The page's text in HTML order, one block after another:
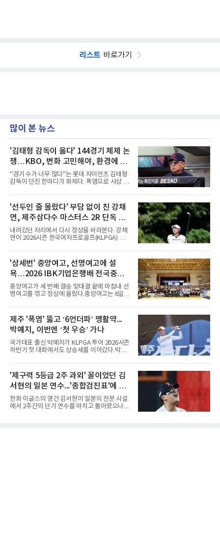
리스트 바로가기
많이 본 뉴스
'김태형 감독이 옳다' 144경기 체제 논
쟁…KBO, 변화 고민해야, 환경에 맞
는 경기 수가 바람직
"경기 수가 너무 많다"는 롯데 자이언츠 김태형
감독이 던진 한마디가 화제다. 폭염으로 사상 초
독은 단순히 더위를 이야기하지 않았다. 우천,
폭염, 부상 등 변수가 늘어나는 현실에서 현재
팀당 144경기 체제가 과연 지속 가능한지 질문
을 던졌다.물론 144경기가 세계적으로 특별히
많은 숫자는 아니다. 메이저리그는 팀당 162경
기, 일본프로야구도 143~144경기를 치른다. 숫
자만 놓고 보면 KBO가 유난히 혹사 구조라고 말
비교하기 어려울 정도로 폭염이 길어지고 강해
지고 있다. 여기에 장마, 이
'선두인 줄 몰랐다' 부담 없이 친 강채
연, 제주삼다수 마스터스 2R 단독 선
두
내려갔던 자리에서 다시 정상을 바라본다. 강채
연이 2026시즌 한국여자프로골프(KLPGA) 투어
억 원, 우승상금 1억8000만 원) 2라운드에서 단
독 선두로 도약했다.강채연은 7일 제주도 서귀
포의 테디밸리 골프앤리조트(파72)에서 열린 2
라운드에서 버디 5개와 보기 1개를 묶어 4언더
파 68타를 쳤다. 중간합계 9언더파 135타로 전
날 공동 4위에서 선두로 올라섰다. 공동 2위 그
룹(8언더파 136타)과는 한 타 차다.이 대회는 그
받았으나, 지난해 상금순위 75위에 그쳐 시드순
위전으로 밀렸고 본선에서도 78위에
'삼세번' 중앙여고, 선명여고에 설
욕…2026 IBK기업은행배 전국중고
배구대회 우승
중앙여고가 세 번째 결승 맞대결 끝에 마침내 선
명여고를 꺾고 정상에 올랐다.중앙여고는 6일
행배 전국중고배구대회 18세 이하 여자부 결승
에서 선명여고를 세트스코어 3-1(13-25, 25-14,
25-17, 25-10)로 물리치고 우승을 차지했다.첫
세트를 13-25로 내주며 불안하게 출발한 중앙여
고는 이후 조직력을 되찾아 2세트부터 경기 주
도권을 완전히 장악했다. 강한 서브와 탄탄한 수
비를 앞세워 내리 세 세트를 따내며 짜릿한 역전
권대회 결승에서 모두 선명여고에 패해 준우승
에 머물렀다. 그러나 세 번째
제주 '폭염' 뚫고 ‘6언더파’ 맹활약...
박예지, 이번엔 ‘첫 우승’ 가나
국가대표 출신 박예지가 KLPGA 투어 2026시즌
하반기 첫 대회에서도 상승세를 이어갔다.박예
서 열린 KLPGA 투어 제주삼다수 마스터스 1라
운드에서 보기 없이 버디만 6개를 잡아내며 6언
더파 66타를 쳤다. 박예지는 서어진, 신다인과
선두권을 형성했다.이날 경기가 열린 테디밸리
골프앤리조트 역시 전국적 폭염을 피해가지 못
했다. 대회장의 최고 기온은 35도에 달했다. 섬
지역 특성상 습도가 높아 체감온도는 더 높게 느
'제구력 5등급 2주 과외' 꼴이었던 김
서현의 일본 연수...'종합검진표'에 불
과
한화 이글스의 영건 김서현이 일본의 전문 시설
에서 2주간의 단기 연수를 마치고 돌아왔으나,